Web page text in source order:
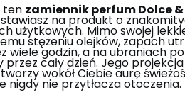
ten zamiennik perfum Dolce
na produkt o
użytkowych. Mimo swojej
stężeniu olejków, zapach
wiele godzin, a na ubraniach
przez cały dzień. Jego
wokół Ciebie aurę
nigdy nie przytłacza otoczenia.